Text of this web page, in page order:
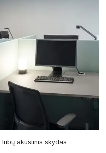
akustinis skydas